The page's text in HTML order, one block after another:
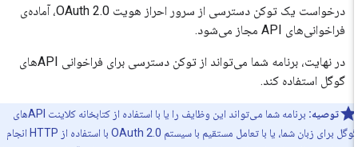
درخواست یک توکن دسترسی از سرور احراز هویت OAuth 2.0، آماده‌ی
فراخوانی‌های API مجاز می‌شود.
در نهایت، برنامه شما می‌تواند از توکن دسترسی برای فراخوانی APIهای
گوگل استفاده کند.
توصیه:
برنامه شما می‌تواند این وظایف را یا با استفاده از کتابخانه کلاینت APIهای
گوگل برای زبان شما، یا با تعامل مستقیم با سیستم OAuth 2.0 با استفاده از HTTP انجام